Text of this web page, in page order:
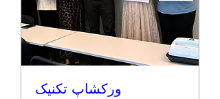
ورکشاپ تکنیک